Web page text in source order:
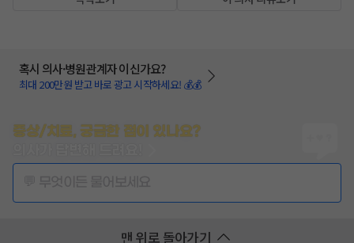
혹시 의사·병원관계자 이신가요?
최대 200만원 받고 바로 광고 시작하세요! 💰💰
증상/치료, 궁금한 점이 있나요?
맨 위로 돌아가기